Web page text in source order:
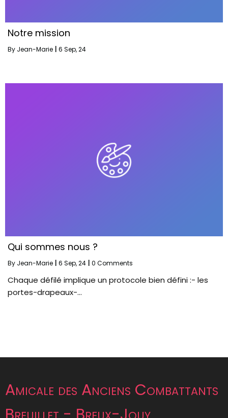
Notre mission
By Jean-Marie 6 Sep, 24
Qui sommes nous ?
By Jean-Marie 6 Sep, 24 0 Comments
Chaque défilé implique un protocole bien défini :- les
portes-drapeaux-…
Amicale des Anciens Combattants